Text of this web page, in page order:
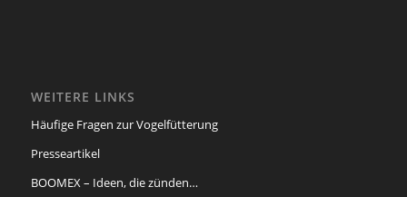
WEITERE LINKS
Häufige Fragen zur Vogelfütterung
Presseartikel
BOOMEX – Ideen, die zünden…